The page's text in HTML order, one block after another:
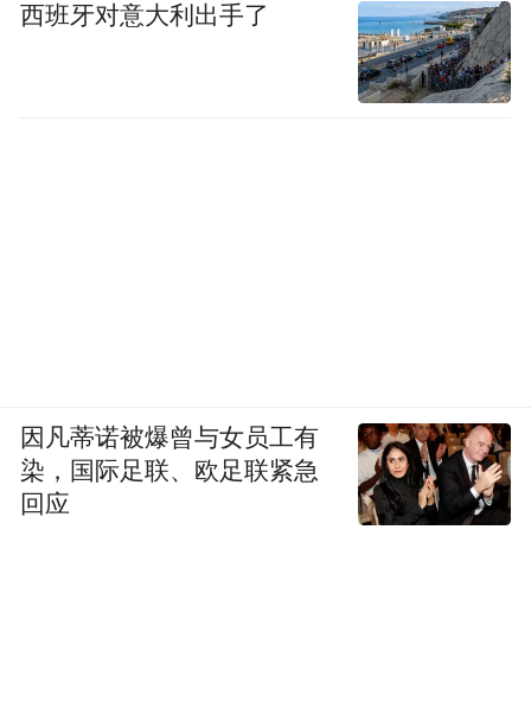
西班牙对意大利出手了
因凡蒂诺被爆曾与女员工有
染，国际足联、欧足联紧急
回应